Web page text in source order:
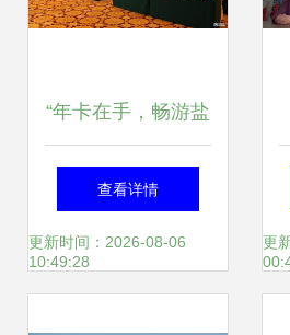
“年卡在手，畅游盐
城” 盐城市旅游年
卡建湖推介会助力
查看详情
更新时间：2026-08-06
10:49:28
更